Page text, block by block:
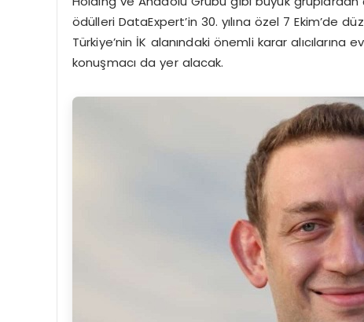
ödülleri DataExpert’in 30. yılına özel 7 Ekim’de
Türkiye’nin İK alanındaki önemli karar
konuşmacı da yer alacak.